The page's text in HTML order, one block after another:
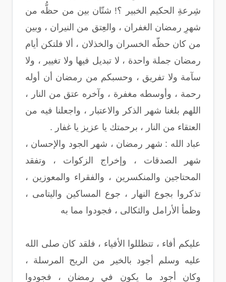
شِرعةِ الحكيم الخبير ؟! شتّان بين من حظُّه من
شهرِ رمضان الغفران ، والعِتق من النيران ، وبين
من كان حظّه الخسران والخذلان ، ألا فلتكن أيام
رمضان جملة واحدة ، لا تبديل فيها ولا تغيير ، ولا
سآمة ولا تفريق ، وحسبكم من رمضان أن أوله
رحمة ، وأوسطه مغفرة ، وآخره عتق من النار ،
اللهم بلغنا شهر الذكر والاعتبار ، واجعلنا فيه من
العتقاء من النار ، برحمتك يا عزيز يا غفار .
عباد الله : شهر رمضان ، شهر الجود والإحسان ،
شهر الصدقات ، وإخراج الزكوات ، وتفقد
المحتاجين والمنكسرين ، والفقراء والمعوزين ،
تذكروا بجوع النهار ، جوع المساكين واليتامى ،
وظمأ الأرامل والثكالى ، فجودوا مما به
عليكم أفاء ، تتظللوا الأفياء ، فلقد كان صلى الله
عليه وسلم أجود بالخير من الريح المرسلة ،
وكان أجود ما يكون في رمضان ، فجودوا